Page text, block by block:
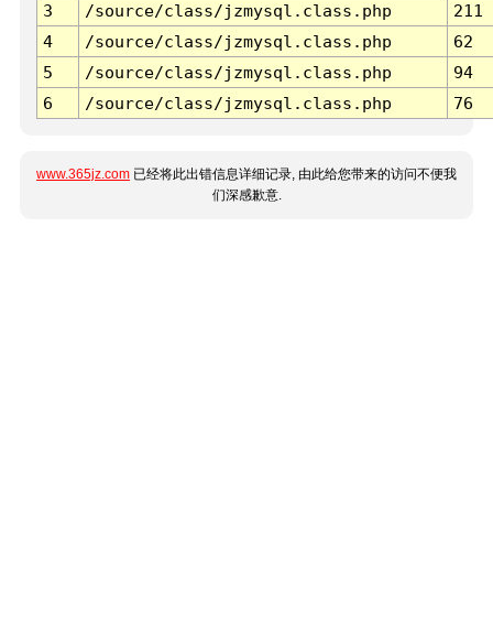
3 /source/class/jzmysql.class.php
211
4
/source/class/jzmysql.class.php
62
5
/source/class/jzmysql.class.php
94
6
/source/class/jzmysql.class.php 76
www.365jz.com 已经将此出错信息详细记录, 由此给您带来的访问不便我
们深感歉意.